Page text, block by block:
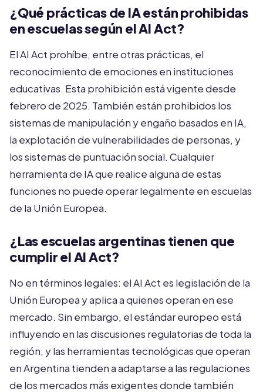
¿Qué prácticas de IA están prohibidas
en escuelas según el AI Act?
El AI Act prohíbe, entre otras prácticas, el
reconocimiento de emociones en instituciones
educativas. Esta prohibición está vigente desde
febrero de 2025. También están prohibidos los
sistemas de manipulación y engaño basados en IA,
la explotación de vulnerabilidades de personas, y
los sistemas de puntuación social. Cualquier
herramienta de IA que realice alguna de estas
funciones no puede operar legalmente en escuelas
de la Unión Europea.
¿Las escuelas argentinas tienen que
cumplir el AI Act?
No en términos legales: el AI Act es legislación de la
Unión Europea y aplica a quienes operan en ese
mercado. Sin embargo, el estándar europeo está
influyendo en las discusiones regulatorias de toda la
región, y las herramientas tecnológicas que operan
en Argentina tienden a adaptarse a las regulaciones
de los mercados más exigentes donde también